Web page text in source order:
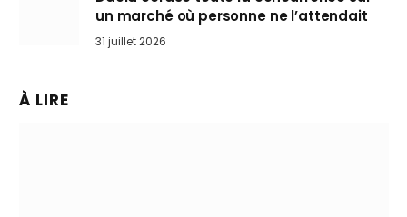
un marché où personne ne l’attendait
31 juillet 2026
À LIRE